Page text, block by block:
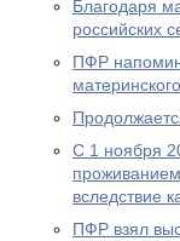
Благодаря
российских
ПФР
С 1 ноября
вследствие
ПФР взял